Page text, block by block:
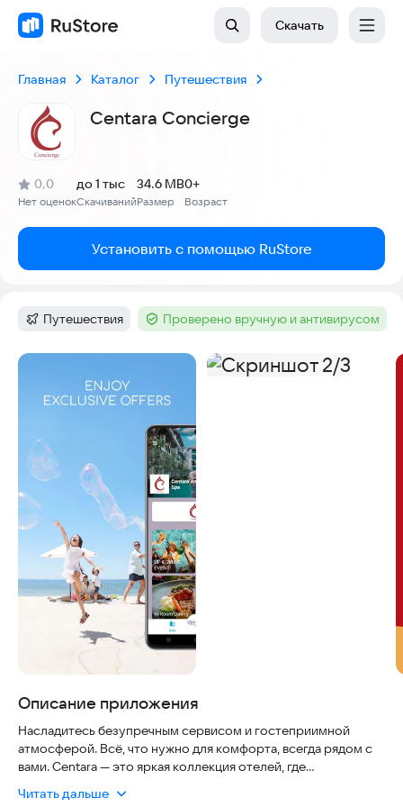
Скачать
Главная Каталог Путешествия
Centara Concierge
Рейтинг:
0,0
(
Нет оценок
)
Скачиваний
до 1 тыс
Размер
34.6 MB
Возраст
0+
Установить с помощью RuStore
Категория:
Путешествия Тег :Проверено вручную и антивирусом
Скриншоты
Описание приложения
Насладитесь безупречным сервисом и гостеприимной
атмосферой. Всё, что нужно для комфорта, всегда рядом с
вами. Centara — это яркая коллекция отелей, где
интерьерами, вобравшими в себя колорит каждого
Читать дальше